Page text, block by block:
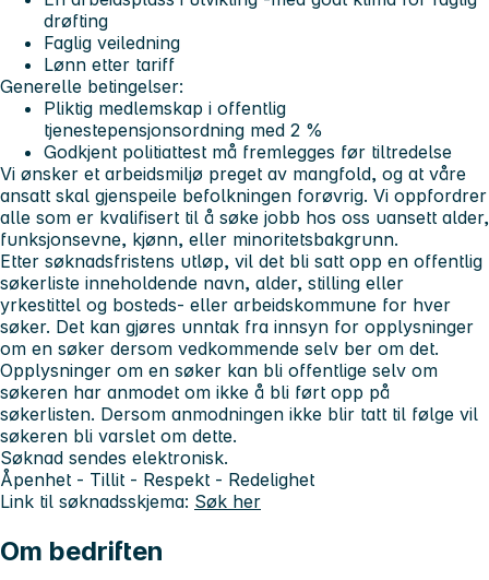
drøfting
Faglig veiledning
Lønn etter tariff
Generelle betingelser:
Pliktig medlemskap i offentlig
tjenestepensjonsordning med 2 %
Godkjent politiattest må fremlegges før tiltredelse
Vi ønsker et arbeidsmiljø preget av mangfold, og at våre
ansatt skal gjenspeile befolkningen forøvrig. Vi oppfordrer
alle som er kvalifisert til å søke jobb hos oss uansett alder,
funksjonsevne, kjønn, eller minoritetsbakgrunn.
Etter søknadsfristens utløp, vil det bli satt opp en offentlig
søkerliste inneholdende navn, alder, stilling eller
yrkestittel og bosteds- eller arbeidskommune for hver
søker. Det kan gjøres unntak fra innsyn for opplysninger
om en søker dersom vedkommende selv ber om det.
Opplysninger om en søker kan bli offentlige selv om
søkeren har anmodet om ikke å bli ført opp på
søkerlisten. Dersom anmodningen ikke blir tatt til følge vil
søkeren bli varslet om dette.
Søknad sendes elektronisk.
Åpenhet - Tillit - Respekt - Redelighet
Link til søknadsskjema: Søk her
Om bedriften